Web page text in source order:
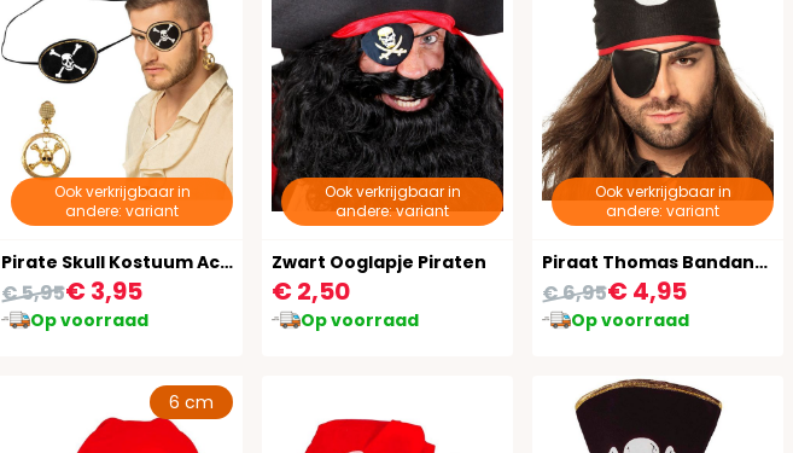
Ook verkrijgbaar in
andere: variant
Pirate Skull Kostuum Accessoires Set
€ 3,95
€ 5,95
Op voorraad
Ook verkrijgbaar in
andere: variant
Zwart Ooglapje Piraten
€ 2,50
Op voorraad
Ook verkrijgbaar in
andere: variant
Piraat Thomas Bandana met Ooglapje
€ 4,95
€ 6,95
Op voorraad
6 cm